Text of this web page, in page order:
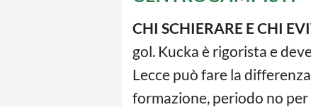
CHI SCHIERARE E CHI
gol. Kucka è rigorista e
Lecce può fare la
formazione, periodo no